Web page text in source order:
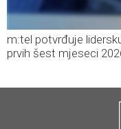
m:tel potvrđuje
prvih šest mjeseci